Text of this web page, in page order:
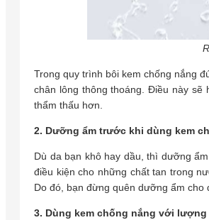
Trong quy trình bôi kem chống nắng
chân lông thông thoáng. Điều này sẽ
thẩm thấu hơn.
2. Dưỡng ẩm trước khi dùng kem
Dù da bạn khô hay dầu, thì dưỡng
điều kiện cho những chất tan trong
Do đó, bạn đừng quên dưỡng ẩm cho
3. Dùng kem chống nắng với lượng